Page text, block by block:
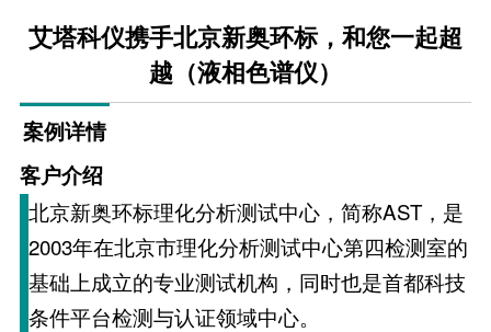
艾塔科仪携手北京新奥环标，和您一起超
越（液相色谱仪）
案例详情
客户介绍
北京新奥环标理化分析测试中心，简称AST，是
2003年在北京市理化分析测试中心第四检测室的
基础上成立的专业测试机构，同时也是首都科技
条件平台检测与认证领域中心。